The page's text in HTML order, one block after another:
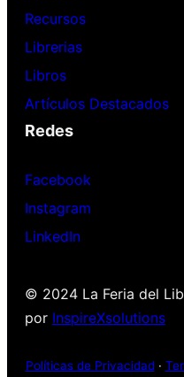
Recursos
Librerias
Libros
Artículos Destacados
Redes
Facebook
Instagram
LinkedIn
© 2024 La Feria del
por InspireXsolutions
Políticas de Privacidad·